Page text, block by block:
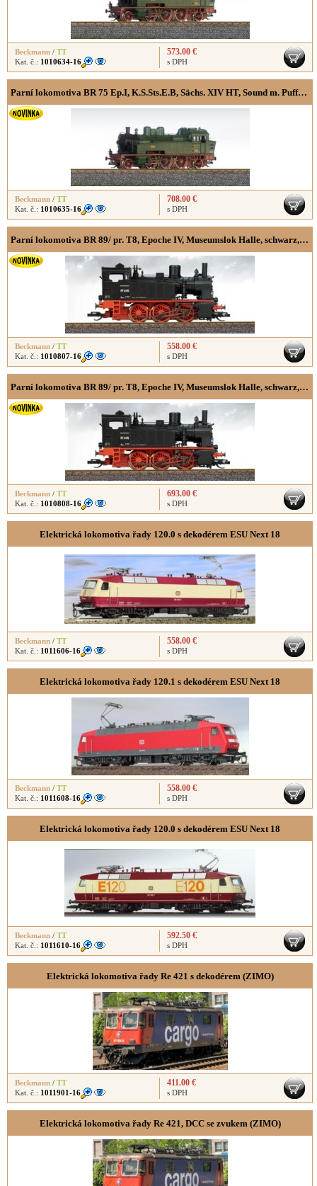
Beckmann / TT
Kat. č.: 1010634-16
573.00 €
s DPH
Parní lokomotiva BR 75 Ep.I, K.S.Sts.E.B, Sächs. XIV HT, Sound m. Puffersp., gerader W.
Beckmann / TT
Kat. č.: 1010635-16
708.00 €
s DPH
Parní lokomotiva BR 89/ pr. T8, Epoche IV, Museumslok Halle, schwarz, digital mit Pufferspeicher
Beckmann / TT
Kat. č.: 1010807-16
558.00 €
s DPH
Parní lokomotiva BR 89/ pr. T8, Epoche IV, Museumslok Halle, schwarz, Sound mit Pufferspeicher
Beckmann / TT
Kat. č.: 1010808-16
693.00 €
s DPH
Elektrická lokomotiva řady 120.0 s dekodérem ESU Next 18
Beckmann / TT
Kat. č.: 1011606-16
558.00 €
s DPH
Elektrická lokomotiva řady 120.1 s dekodérem ESU Next 18
Beckmann / TT
Kat. č.: 1011608-16
558.00 €
s DPH
Elektrická lokomotiva řady 120.0 s dekodérem ESU Next 18
Beckmann / TT
Kat. č.: 1011610-16
592.50 €
s DPH
Elektrická lokomotiva řady Re 421 s dekodérem (ZIMO)
Beckmann / TT
Kat. č.: 1011901-16
411.00 €
s DPH
Elektrická lokomotiva řady Re 421, DCC se zvukem (ZIMO)